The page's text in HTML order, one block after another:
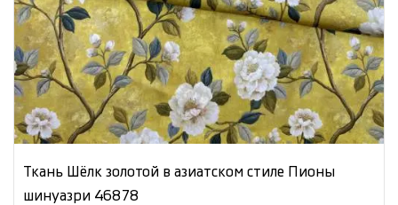
Ткань Шёлк золотой в азиатском стиле Пионы
шинуазри 46878